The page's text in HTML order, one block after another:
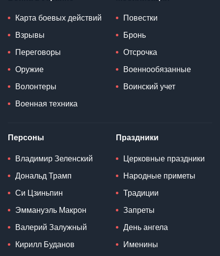
Карта боевых действий
Взрывы
Переговоры
Оружие
Волонтеры
Военная техника
Повестки
Бронь
Отсрочка
Военнообязанные
Воинский учет
Персоны
Владимир Зеленский
Дональд Трамп
Си Цзиньпин
Эммануэль Макрон
Валерий Залужный
Кирилл Буданов
Праздники
Церковные праздники
Народные приметы
Традиции
Запреты
День ангела
Именины